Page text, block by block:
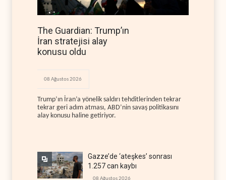
The Guardian: Trump’ın
İran stratejisi alay
konusu oldu
08 Ağustos 2026
Trump’ın İran’a yönelik saldırı tehditlerinden tekrar
tekrar geri adım atması, ABD’nin savaş politikasını
alay konusu haline getiriyor.
Gazze’de ‘ateşkes’ sonrası
1.257 can kaybı
08 Ağustos 2026